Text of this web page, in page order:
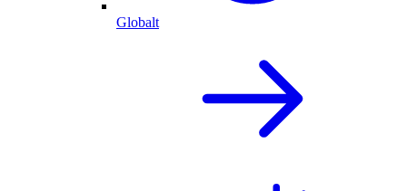
Globalt